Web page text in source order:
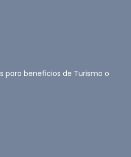
para beneficios de Turismo o